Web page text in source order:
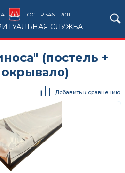
ГОСТ Р 54611-2011
СЛУЖБА
(постель +
Добавить к сравнению